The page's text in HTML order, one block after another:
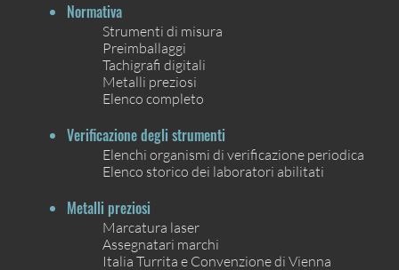
Normativa
Strumenti di misura
Preimballaggi
Tachigrafi digitali
Metalli preziosi
Elenco completo
Verificazione degli strumenti
Elenchi organismi di verificazione periodica
Elenco storico dei laboratori abilitati
Metalli preziosi
Marcatura laser
Assegnatari marchi
Italia Turrita e Convenzione di Vienna